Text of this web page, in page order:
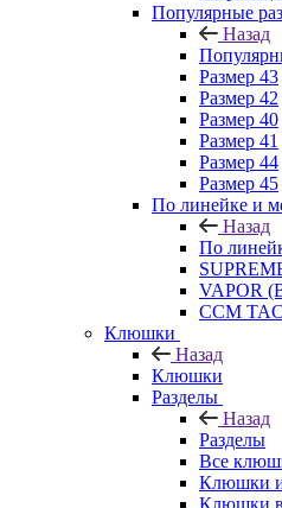
Популярные
Назад
Размер 43
Размер 42
Размер 40
Размер 41
Размер 44
Размер 45
По линейке и
Назад
По
VAPOR
CCM
Клюшки
Назад
Клюшки
Разделы
Назад
Разделы
Все
Клюшки
Клюшки